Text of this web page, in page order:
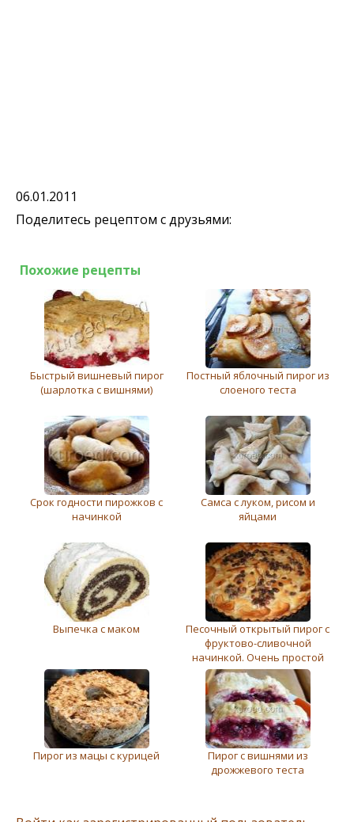
06.01.2011
Поделитесь рецептом с друзьями:
Похожие рецепты
Быстрый вишневый пирог
(шарлотка с вишнями)
Постный яблочный пирог из
слоеного теста
Срок годности пирожков с
начинкой
Самса с луком, рисом и
яйцами
Выпечка с маком
Песочный открытый пирог с
фруктово-сливочной
начинкой. Очень простой
Пирог из мацы с курицей
Пирог с вишнями из
дрожжевого теста